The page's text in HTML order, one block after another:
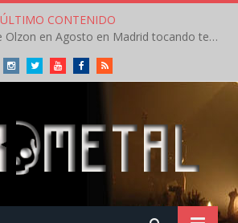
ÚLTIMO CONTENIDO
Concierto de Anette Olzon en Agosto en Madrid tocando temas de Nightwish
InstagramTwitterYoutubeFacebookRSS